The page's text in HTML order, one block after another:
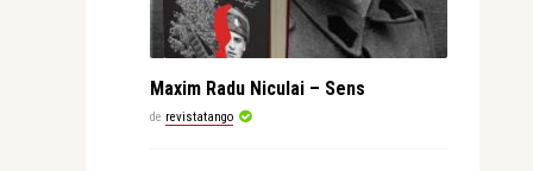
Maxim Radu Niculai – Sens
de revistatango